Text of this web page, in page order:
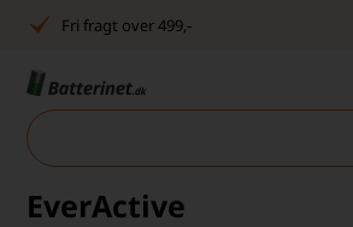
Fri fragt over 499,-
EverActive